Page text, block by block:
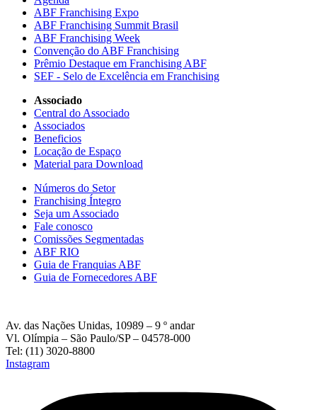
ABF Franchising Expo
ABF Franchising Summit Brasil
ABF Franchising Week
Convenção do ABF Franchising
Prêmio Destaque em Franchising ABF
SEF - Selo de Excelência em Franchising
Associado
Central do Associado
Associados
Beneficios
Locação de Espaço
Material para Download
Números do Setor
Franchising Íntegro
Seja um Associado
Fale conosco
Comissões Segmentadas
ABF RIO
Guia de Franquias ABF
Guia de Fornecedores ABF
Av. das Nações Unidas, 10989 – 9 º andar
Vl. Olímpia – São Paulo/SP – 04578-000
Tel: (11) 3020-8800
Instagram